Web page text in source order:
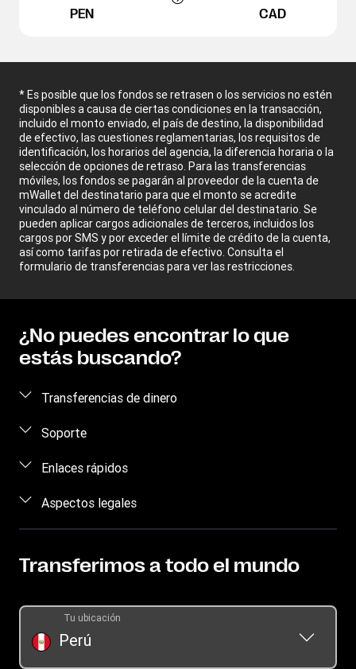
PEN CAD
* Es posible que los fondos se retrasen o los servicios no estén
disponibles a causa de ciertas condiciones en la transacción,
incluido el monto enviado, el país de destino, la disponibilidad
de efectivo, las cuestiones reglamentarias, los requisitos de
identificación, los horarios del agencia, la diferencia horaria o la
selección de opciones de retraso. Para las transferencias
móviles, los fondos se pagarán al proveedor de la cuenta de
mWallet del destinatario para que el monto se acredite
vinculado al número de teléfono celular del destinatario. Se
pueden aplicar cargos adicionales de terceros, incluidos los
cargos por SMS y por exceder el límite de crédito de la cuenta,
así como tarifas por retirada de efectivo. Consulta el
formulario de transferencias para ver las restricciones.
¿No puedes encontrar lo que
estás buscando?
Transferencias de dinero
Enviar dinero
Aplicación móvil
Compra y venta de dólares
Enviar por WhatsApp
Soporte
Comunícate con nosotros
Enlaces rápidos
Iniciar sesión
Regístrate
Promoción
Pedido de historial de transferencia
Aspectos legales
Declaración de privacidad en línea
Información sobre cookies
Libro de reclamaciones
Transferimos a todo el mundo
Perú
Tu ubicación